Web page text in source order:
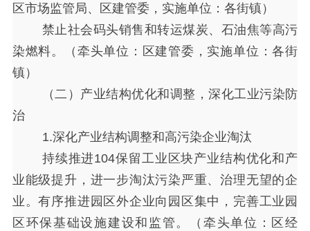
区市场监管局、区建管委，实施单位：各街镇）
禁止社会码头销售和转运煤炭、石油焦等高污
染燃料。（牵头单位：区建管委，实施单位：各街
镇）
（二）产业结构优化和调整，深化工业污染防
治
1.深化产业结构调整和高污染企业淘汰
持续推进104保留工业区块产业结构优化和产
业能级提升，进一步淘汰污染严重、治理无望的企
业。有序推进园区外企业向园区集中，完善工业园
区环保基础设施建设和监管。（牵头单位：区经